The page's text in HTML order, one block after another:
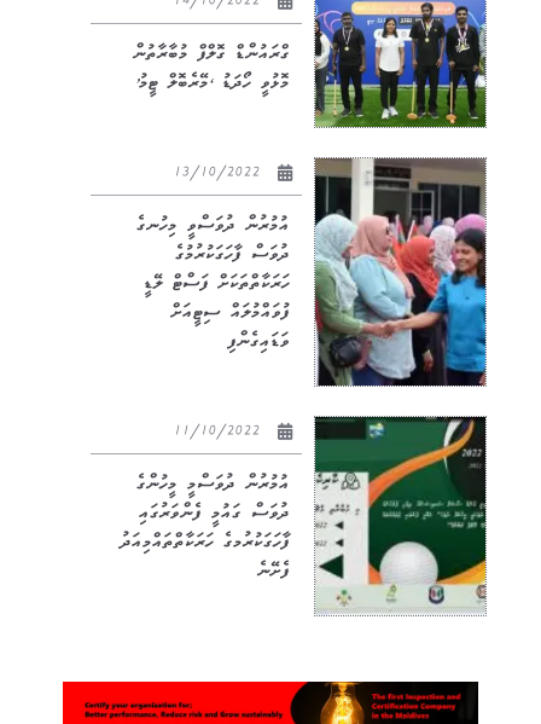
ގްރައުންޑް ގޮލްފް މުބާރާތުން
މޮޅުވީ ހޯދަޑު ‘މޭރެބޮލް ޓީމު’
އުމުރުން ދުވަސްވީ މިހުނގެ
ދުވަސް ފާހަގަކުރުމުގެ
ހަރަކާތްތަކަށް ފަސްޓް ލޭޑީ
ފުވައްމުލައް ސިޓީއަށް
ވަޑައިގެންފި
އުމުރުން ދުވަސްމީ މީހުންގެ
ދުވަސް ގައުމީ ފެންވަރުގައި
ފާހަގަކުރުމގެ ހަރަކާތްތައްމިއަދު
ފެށޭނެ